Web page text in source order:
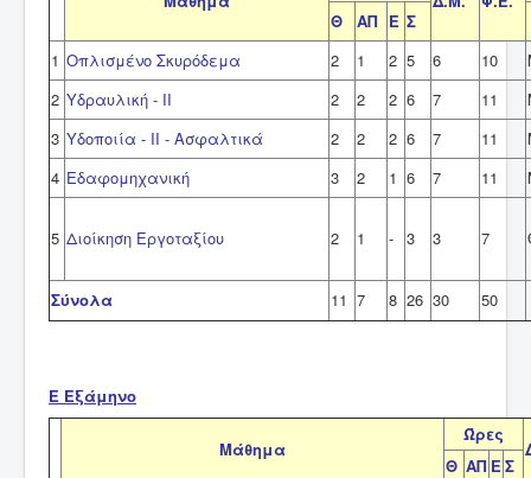
Θ
ΑΠ Ε Σ
1 Οπλισμένο Σκυρόδεμα 2 1 2 5 6 10
2 Υδραυλική - ΙΙ 2 2 2 6 7 11
3 Υδοποιία - ΙΙ - Ασφαλτικά 2 2 2 6 7 11
4 Εδαφομηχανική 3 2 1 6 7 11
5 Διοίκηση Εργοταξίου 2 1 - 3 3 7
Σύνολα 11 7 8 26 30 50
Ε Εξάμηνο
Μάθημα
Ώρες
Θ ΑΠ Ε Σ